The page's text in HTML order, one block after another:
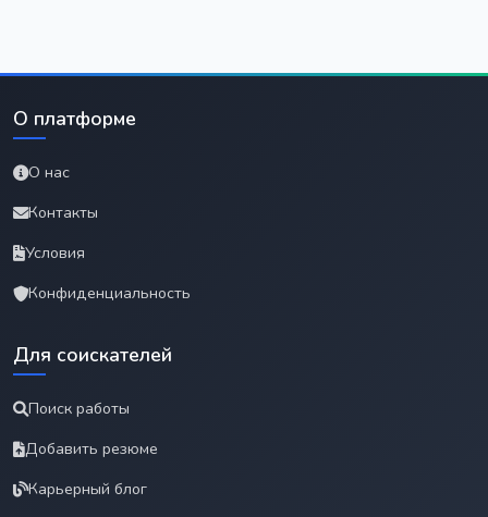
О платформе
О нас
Контакты
Условия
Конфиденциальность
Для соискателей
Поиск работы
Добавить резюме
Карьерный блог